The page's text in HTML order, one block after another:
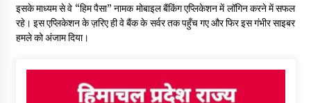
इसके माध्यम से वे “हिम पैसा” नामक मोबाइल बैंकिंग एप्लिकेशन में लॉगिन करने में सफल
रहे। इस एप्लिकेशन के ज़रिए ही वे बैंक के सर्वर तक पहुँच गए और फिर इस गंभीर साइबर
हमले को अंजाम दिया।